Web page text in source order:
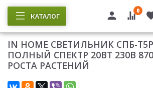
КАТАЛОГ
0
IN HOME СВЕТИЛЬНИК СПБ-
ПОЛНЫЙ СПЕКТР 20ВТ 230B
РОСТА РАСТЕНИЙ